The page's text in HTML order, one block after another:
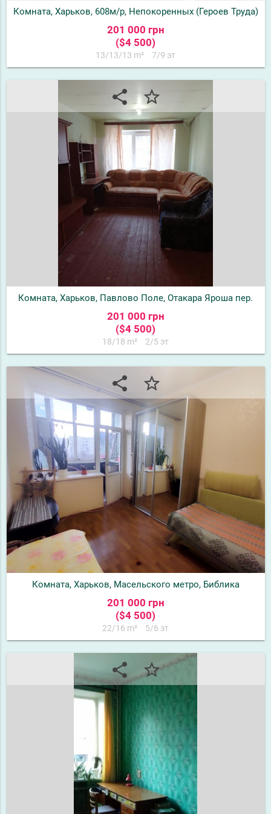
Комната, Харьков, 608м/р, Непокоренных (Героев Труда)
201 000 грн
($4 500)
13/13/13 m² 7/9 эт
share star_border
Комната, Харьков, Павлово Поле, Отакара Яроша пер.
201 000 грн
($4 500)
18/18 m² 2/5 эт
share star_border
Комната, Харьков, Масельского метро, Библика
201 000 грн
($4 500)
22/16 m² 5/6 эт
share star_border